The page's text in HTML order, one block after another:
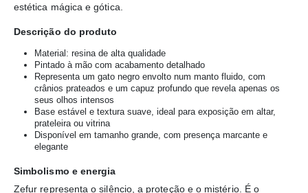
estética mágica e gótica.
Descrição do produto
Material: resina de alta qualidade
Pintado à mão com acabamento detalhado
Representa um gato negro envolto num manto fluido, com
crânios prateados e um capuz profundo que revela apenas os
seus olhos intensos
Base estável e textura suave, ideal para exposição em altar,
prateleira ou vitrina
Disponível em tamanho grande, com presença marcante e
elegante
Simbolismo e energia
Zefur representa o silêncio, a proteção e o mistério. É o